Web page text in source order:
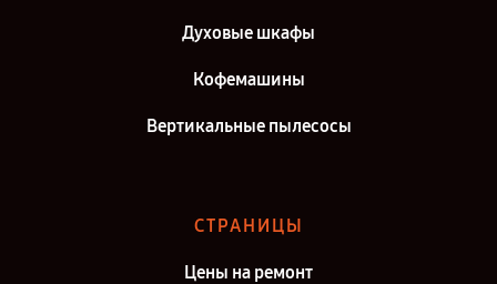
Ремонт духового шкафа DeLonghi PMA 6 PPX в г. Санкт-Петербург
Духовые шкафы
Кофемашины
Вертикальные пылесосы
СТРАНИЦЫ
Цены на ремонт